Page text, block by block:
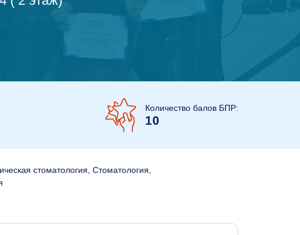
Количество балов БПР:
10
стоматология, Стоматология,